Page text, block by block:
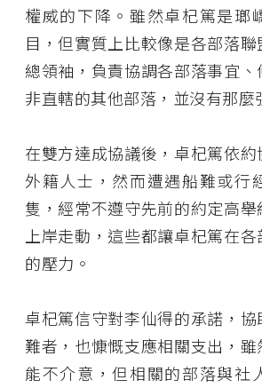
權威的下降。雖然卓杞篤是瑯
目，但實質上比較像是各部落
總領袖，負責協調各部落事宜
非直轄的其他部落，並沒有那麼
在雙方達成協議後，卓杞篤依
外籍人士，然而遭遇船難或行
隻，經常不遵守先前的約定高
上岸走動，這些都讓卓杞篤在
的壓力。
卓杞篤信守對李仙得的承諾，
難者，也慷慨支應相關支出，
能不介意，但相關的部落與社